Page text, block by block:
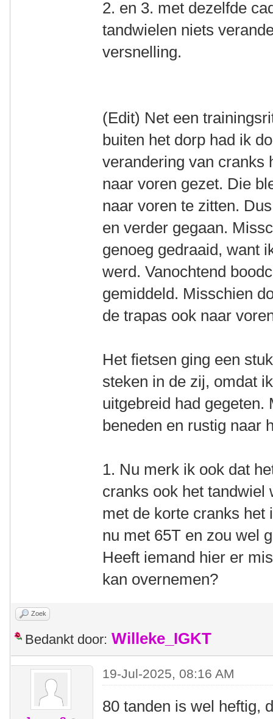
2. en 3. met dezelfde
tandwielen niets
versnelling.
(Edit) Net een
buiten het dorp had ik
verandering van cranks
naar voren gezet. Die
naar voren te zitten.
en verder gegaan.
genoeg gedraaid, want
werd. Vanochtend
gemiddeld. Misschien
de trapas ook naar
Het fietsen ging een
steken in de zij, omdat
uitgebreid had gegeten.
beneden en rustig naar
1. Nu merk ik ook dat
cranks ook het tandwiel
met de korte cranks het
nu met 65T en zou wel
Heeft iemand hier er
kan overnemen?
Zoek
Bedankt door: Willeke_IGKT
19-Jul-2025, 08:16 AM
80 tanden is wel heftig,